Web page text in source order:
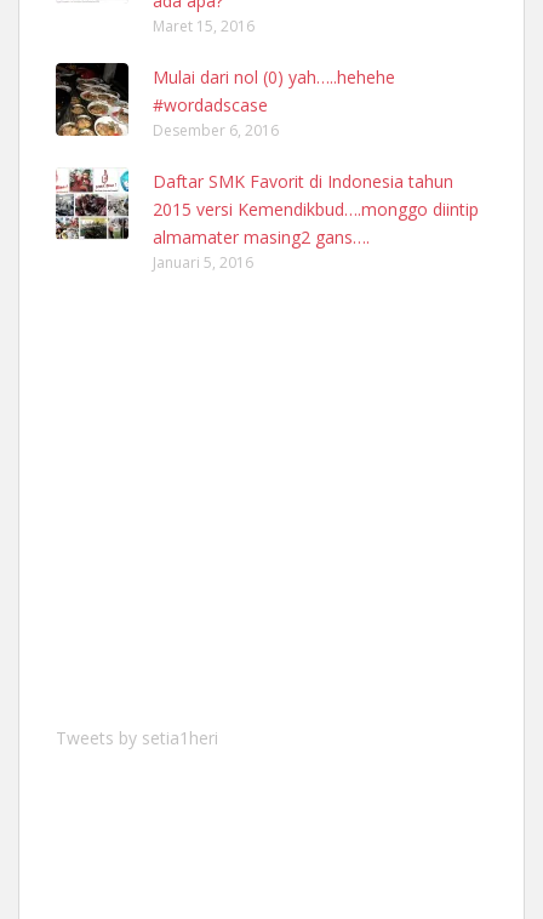
Maret 15, 2016
Mulai dari nol (0) yah…..hehehe
#wordadscase
Desember 6, 2016
Daftar SMK Favorit di Indonesia tahun
2015 versi Kemendikbud….monggo diintip
almamater masing2 gans….
Januari 5, 2016
Tweets by setia1heri